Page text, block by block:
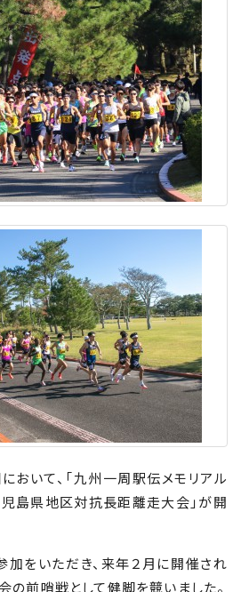
いて、「九州一周駅伝メモリアル
島県地区対抗長距離走大会」が開
加をいただき、来年２月に開催され
前哨戦として健脚を競いました。